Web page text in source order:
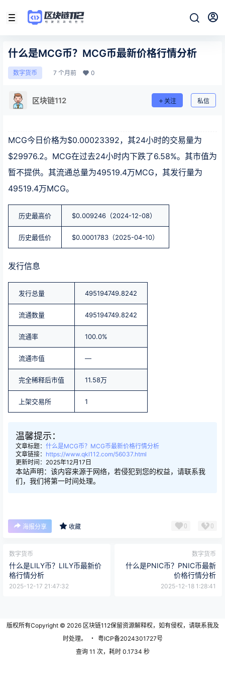
什么是MCG币？MCG币最新价格行情分析
数字货币 7 个月前 0
区块链112 关注 私信
MCG今日价格为$0.00023392，其24小时的交易量为
$29976.2。MCG在过去24小时内下跌了6.58%。其市值为
暂不提供。其流通总量为49519.4万MCG，其发行量为
49519.4万MCG。
历史最高价 $0.009246（2024-12-08）
历史最低价 $0.0001783（2025-04-10）
发行信息
发行总量 495194749.8242
流通数量 495194749.8242
流通率 100.0%
流通市值 —
完全稀释后市值 11.58万
上架交易所 1
温馨提示：
文章标题： 什么是MCG币？MCG币最新价格行情分析
文章链接： https://www.qkl112.com/56037.html
更新时间：2025年12月17日
本站声明：该内容来源于网络，若侵犯到您的权益，请联系我
们，我们将第一时间处理。
海报分享 收藏 0 0
数字货币
什么是LILY币？LILY币最新价
格行情分析
2025-12-17 21:47:32
数字货币
什么是PNIC币？PNIC币最新
价格行情分析
2025-12-18 1:28:41
版权所有Copyright © 2026区块链112保留资源解释权，如有侵权，请联系我及
时处理。
・ 粤ICP备2024301727号
查询 11 次，耗时 0.1734 秒